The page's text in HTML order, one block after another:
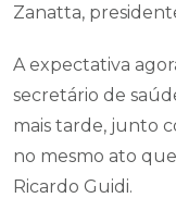
Zanatta,
A expectativa
secretário de
mais tarde, junto
no mesmo ato
Ricardo Guidi.